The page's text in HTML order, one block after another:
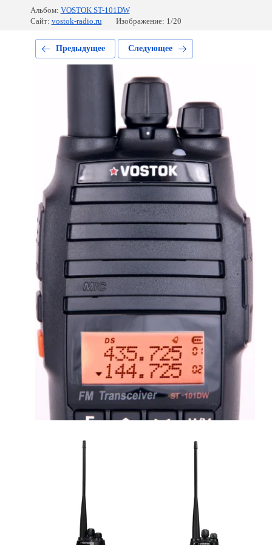
Альбом: VOSTOK ST-101DW
Сайт: vostok-radio.ru Изображение: 1/20
Предыдущее Следующее